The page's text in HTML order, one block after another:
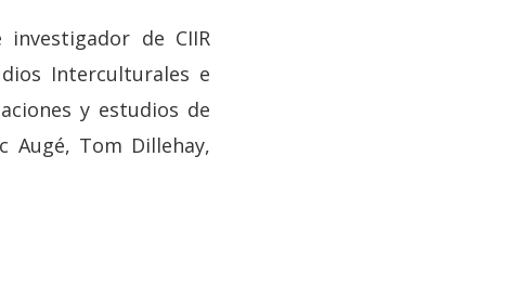
de CIIR
Interculturales e
y estudios de
Augé, Tom Dillehay,